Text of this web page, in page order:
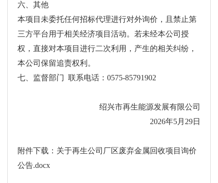
六、其他
本项目未委托任何招标代理进行对外询价，且禁止第
三方平台用于相关经济项目活动。若未经本公司授
权，直接对本项目进行二次利用，产生的相关纠纷，
本公司保留追责权利。
七、监督部门 联系电话：0575-85791902
绍兴市再生能源发展有限公司
2026年5月29日
附件下载： 关于再生公司厂区废弃金属回收项目询价
公告.docx